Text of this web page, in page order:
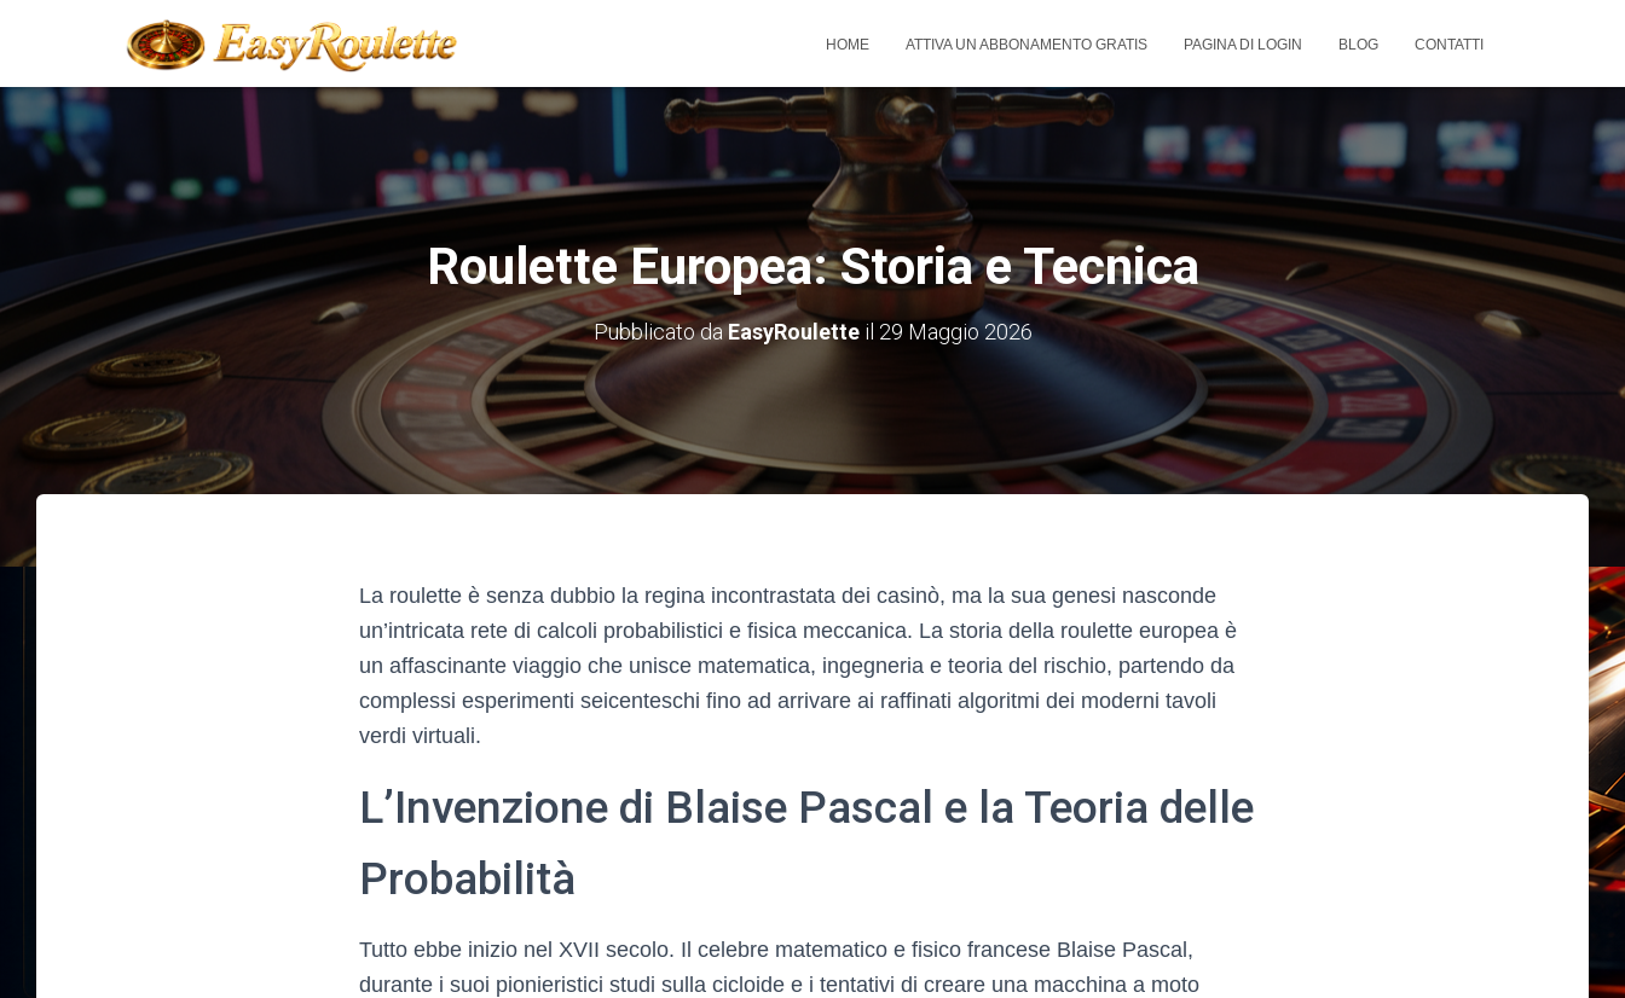
HOME ATTIVA UN ABBONAMENTO GRATIS PAGINA DI LOGIN BLOG CONTATTI
Roulette Europea: Storia e Tecnica
Pubblicato daEasyRouletteil 29 Maggio 2026
La roulette è senza dubbio la regina incontrastata dei casinò, ma la sua genesi nasconde
un’intricata rete di calcoli probabilistici e fisica meccanica. La storia della roulette europea è
un affascinante viaggio che unisce matematica, ingegneria e teoria del rischio, partendo da
complessi esperimenti seicenteschi fino ad arrivare ai raffinati algoritmi dei moderni tavoli
verdi virtuali.
L’Invenzione di Blaise Pascal e la Teoria delle
Probabilità
Tutto ebbe inizio nel XVII secolo. Il celebre matematico e fisico francese Blaise Pascal,
durante i suoi pionieristici studi sulla cicloide e i tentativi di creare una macchina a moto